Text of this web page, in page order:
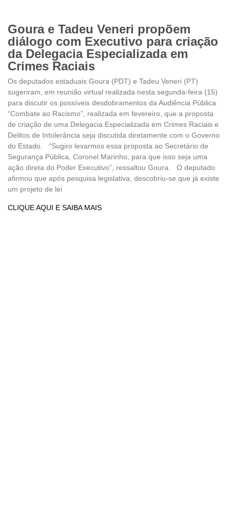
Goura e Tadeu Veneri propõem
diálogo com Executivo para criação
da Delegacia Especializada em
Crimes Raciais
Os deputados estaduais Goura (PDT) e Tadeu Veneri (PT)
sugeriram, em reunião virtual realizada nesta segunda-feira (15)
para discutir os possíveis desdobramentos da Audiência Pública
“Combate ao Racismo”, realizada em fevereiro, que a proposta
de criação de uma Delegacia Especializada em Crimes Raciais e
Delitos de Intolerância seja discutida diretamente com o Governo
do Estado. “Sugiro levarmos essa proposta ao Secretário de
Segurança Pública, Coronel Marinho, para que isso seja uma
ação direta do Poder Executivo”, ressaltou Goura. O deputado
afirmou que após pesquisa legislativa, descobriu-se que já existe
um projeto de lei
CLIQUE AQUI E SAIBA MAIS